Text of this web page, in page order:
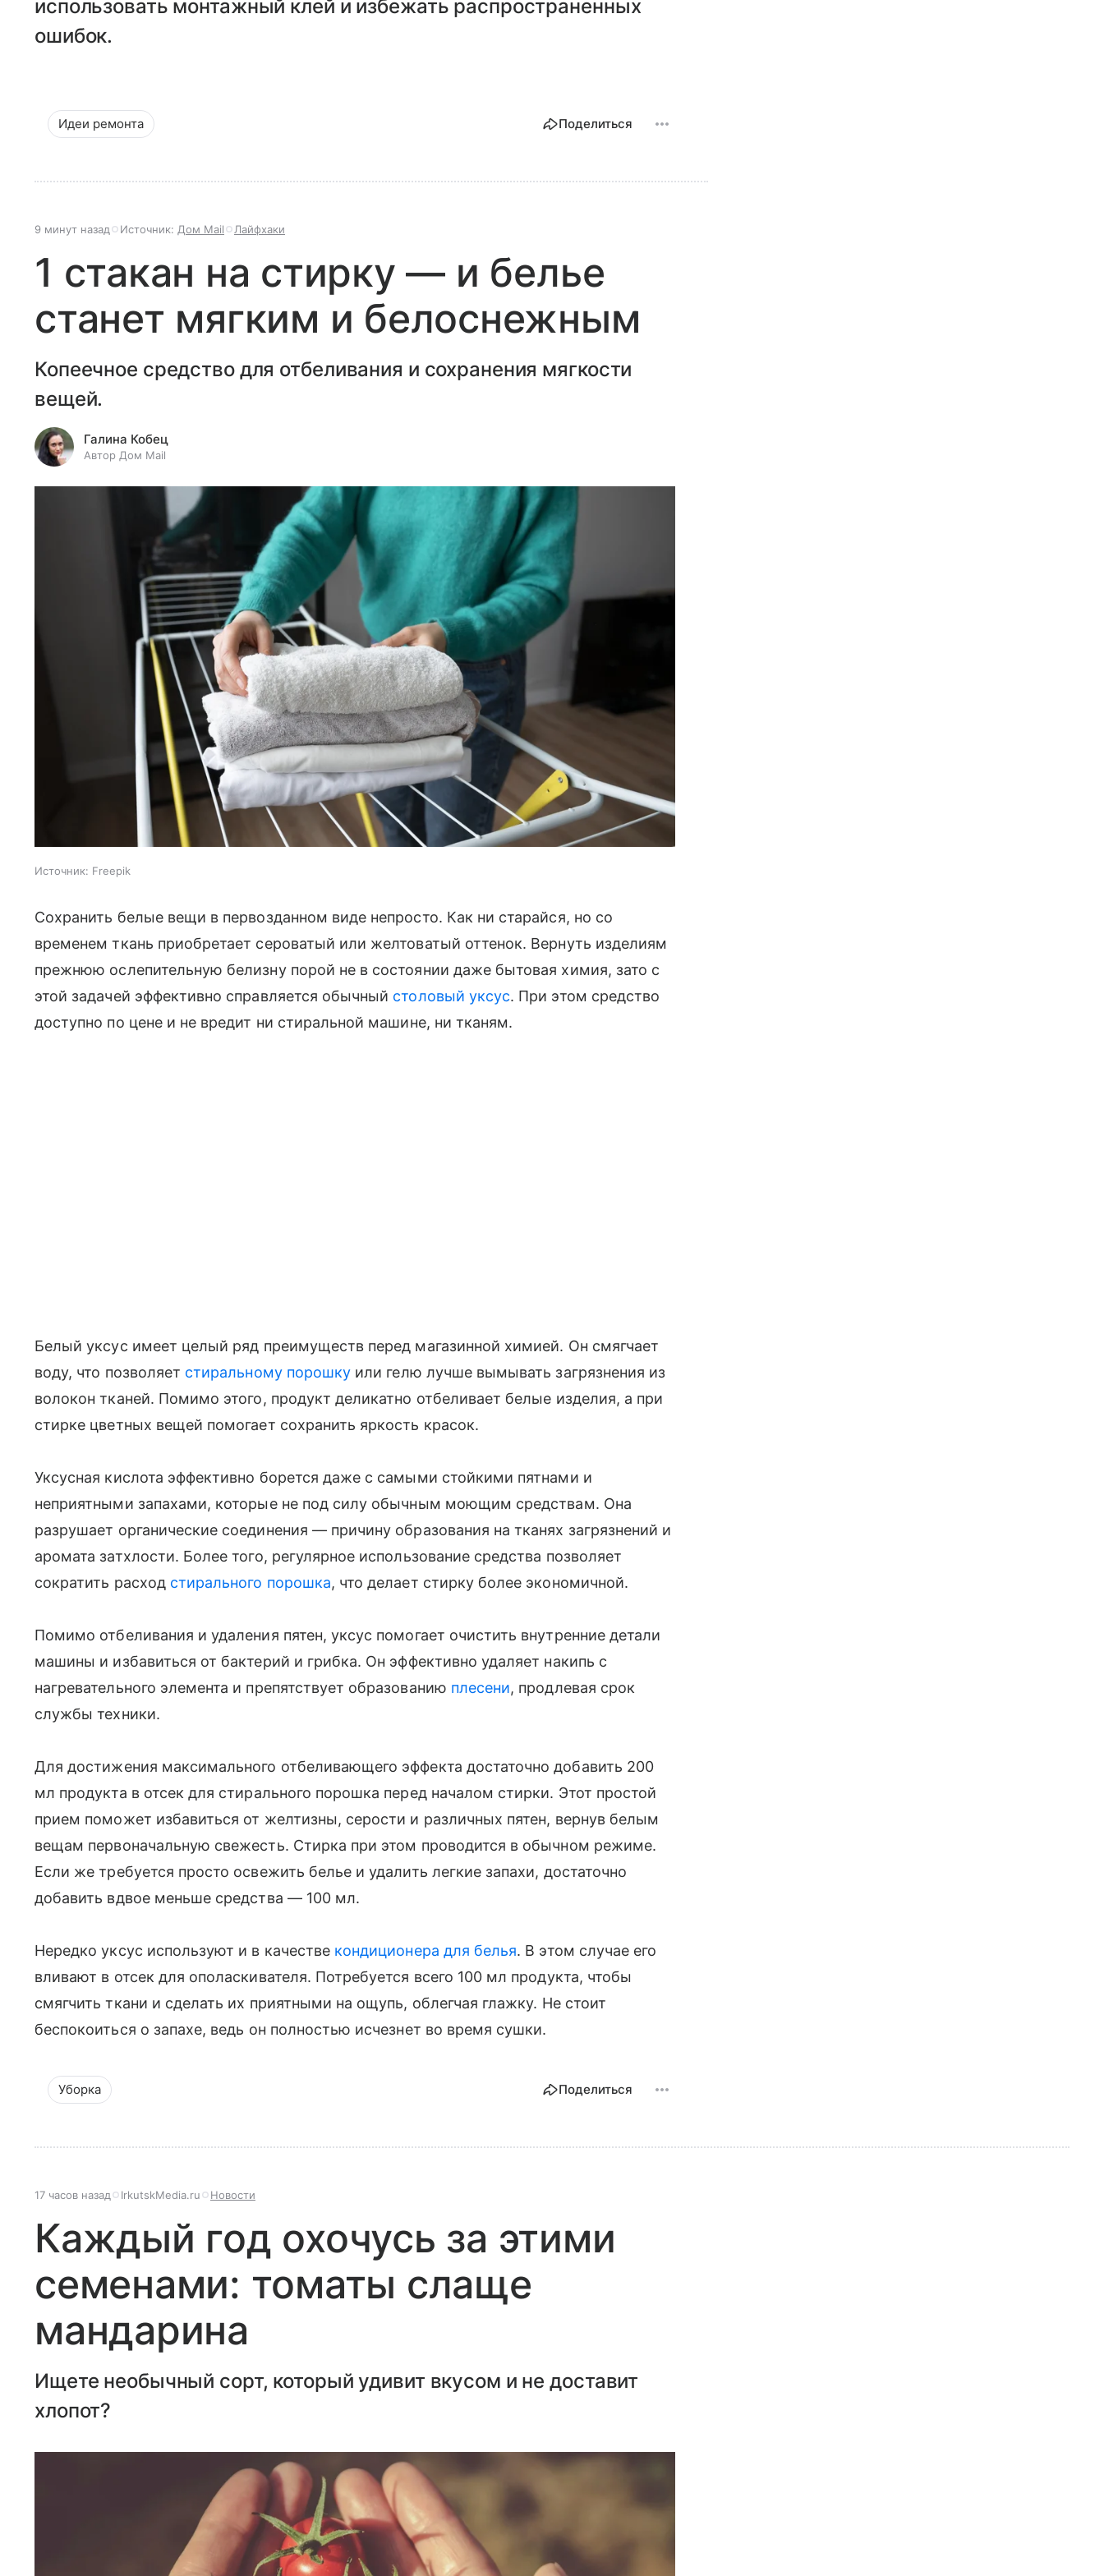
использовать монтажный клей и избежать распространенных
ошибок.
Идеи ремонта Поделиться
9 минут назад Источник: Дом Mail Лайфхаки
1 стакан на стирку — и белье
станет мягким и белоснежным
Копеечное средство для отбеливания и сохранения мягкости
вещей.
Галина Кобец
Автор Дом Mail
Источник: Freepik
Сохранить белые вещи в первозданном виде непросто. Как ни старайся, но со
временем ткань приобретает сероватый или желтоватый оттенок. Вернуть изделиям
прежнюю ослепительную белизну порой не в состоянии даже бытовая химия, зато с
этой задачей эффективно справляется обычный столовый уксус. При этом средство
доступно по цене и не вредит ни стиральной машине, ни тканям.
Белый уксус имеет целый ряд преимуществ перед магазинной химией. Он смягчает
воду, что позволяет стиральному порошку или гелю лучше вымывать загрязнения из
волокон тканей. Помимо этого, продукт деликатно отбеливает белые изделия, а при
стирке цветных вещей помогает сохранить яркость красок.
Уксусная кислота эффективно борется даже с самыми стойкими пятнами и
неприятными запахами, которые не под силу обычным моющим средствам. Она
разрушает органические соединения — причину образования на тканях загрязнений и
аромата затхлости. Более того, регулярное использование средства позволяет
сократить расход стирального порошка, что делает стирку более экономичной.
Помимо отбеливания и удаления пятен, уксус помогает очистить внутренние детали
машины и избавиться от бактерий и грибка. Он эффективно удаляет накипь с
нагревательного элемента и препятствует образованию плесени, продлевая срок
службы техники.
Для достижения максимального отбеливающего эффекта достаточно добавить 200
мл продукта в отсек для стирального порошка перед началом стирки. Этот простой
прием поможет избавиться от желтизны, серости и различных пятен, вернув белым
вещам первоначальную свежесть. Стирка при этом проводится в обычном режиме.
Если же требуется просто освежить белье и удалить легкие запахи, достаточно
добавить вдвое меньше средства — 100 мл.
Нередко уксус используют и в качестве кондиционера для белья. В этом случае его
вливают в отсек для ополаскивателя. Потребуется всего 100 мл продукта, чтобы
смягчить ткани и сделать их приятными на ощупь, облегчая глажку. Не стоит
беспокоиться о запахе, ведь он полностью исчезнет во время сушки.
Уборка Поделиться
17 часов назад IrkutskMedia.ru Новости
Каждый год охочусь за этими
семенами: томаты слаще
мандарина
Ищете необычный сорт, который удивит вкусом и не доставит
хлопот?